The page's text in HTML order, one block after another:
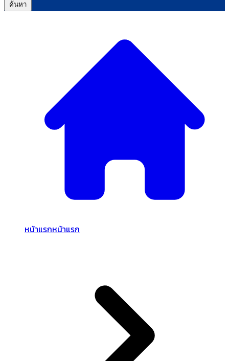
ค้นหา
หน้าแรกหน้าแรก